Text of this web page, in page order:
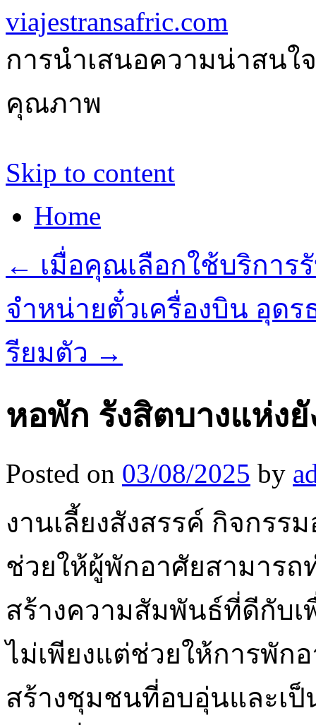
viajestransafric.com
การนำเสนอความน่าสนใ
คุณภาพ
Skip to content
Home
← เมื่อคุณเลือกใช้บริการ
จำหน่ายตั๋วเครื่องบิน อุด
รียมตัว →
หอพัก รังสิตบางแห่ง
Posted on 03/08/2025 by
งานเลี้ยงสังสรรค์ กิจกรร
ช่วยให้ผู้พักอาศัยสามาร
สร้างความสัมพันธ์ที่ดีกับเ
ไม่เพียงแต่ช่วยให้การพัก
สร้างชุมชนที่อบอุ่นและเ